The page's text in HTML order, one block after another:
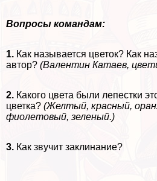
Вопросы комaндам:
1. Как называется цветок? Как
автор? (Валентин Катаев,
2. Какого цвета были лепестки
цветка? (Желтый, красный,
фиолетовый, зеленый.)
3. Как звучит заклинание?